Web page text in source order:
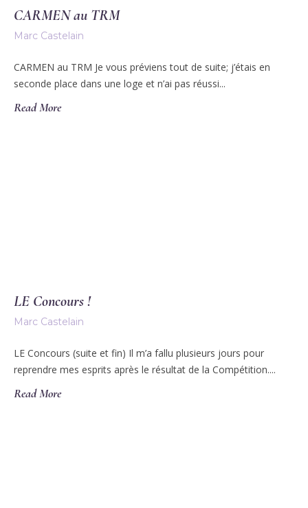
CARMEN au TRM
Marc Castelain
CARMEN au TRM Je vous préviens tout de suite; j’étais en
seconde place dans une loge et n’ai pas réussi...
Read More
LE Concours !
Marc Castelain
LE Concours (suite et fin) Il m’a fallu plusieurs jours pour
reprendre mes esprits après le résultat de la Compétition....
Read More